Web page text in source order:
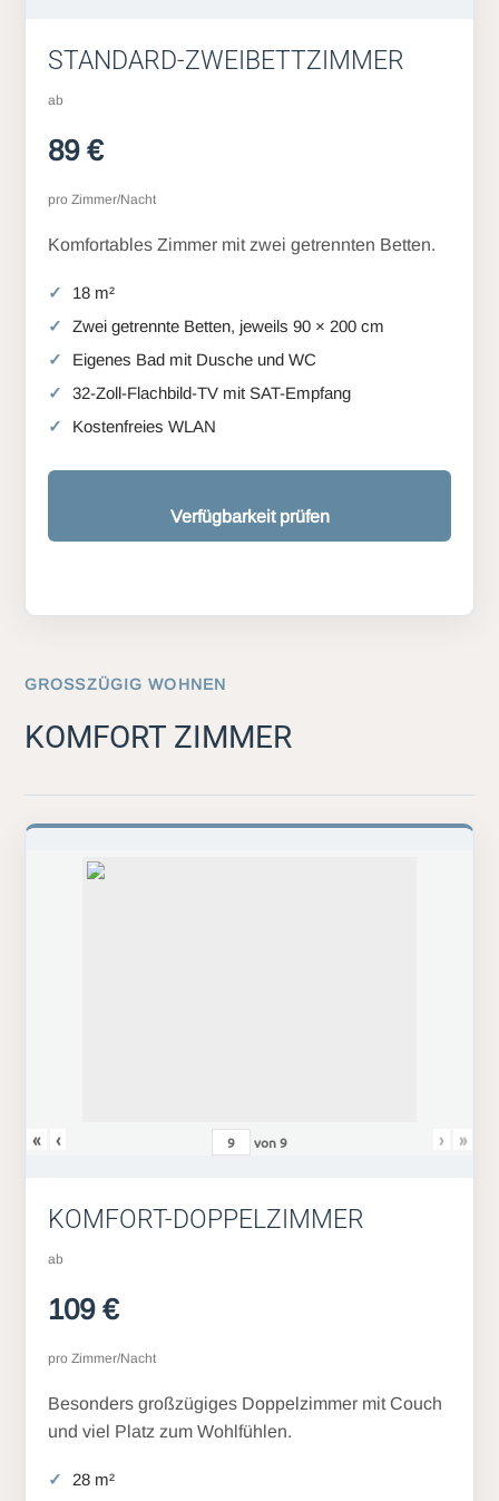
STANDARD-ZWEIBETTZIMMER
ab
89 €
pro Zimmer/Nacht
Komfortables Zimmer mit zwei getrennten Betten.
18 m²
Zwei getrennte Betten, jeweils 90 × 200 cm
Eigenes Bad mit Dusche und WC
32-Zoll-Flachbild-TV mit SAT-Empfang
Kostenfreies WLAN
Verfügbarkeit prüfen
GROSSZÜGIG WOHNEN
KOMFORT ZIMMER
« ‹ von9 › »
KOMFORT-DOPPELZIMMER
ab
109 €
pro Zimmer/Nacht
Besonders großzügiges Doppelzimmer mit Couch
und viel Platz zum Wohlfühlen.
28 m²